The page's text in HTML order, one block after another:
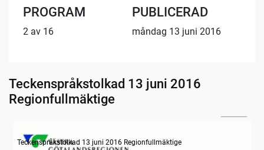
PROGRAM
2 av 16
PUBLICERAD
måndag 13 juni 2016
Teckenspråkstolkad 13 juni 2016
Regionfullmäktige
Information om dagens ärenden
Teckenspråkstolkad 13 juni 2016 Regionfullmäktige